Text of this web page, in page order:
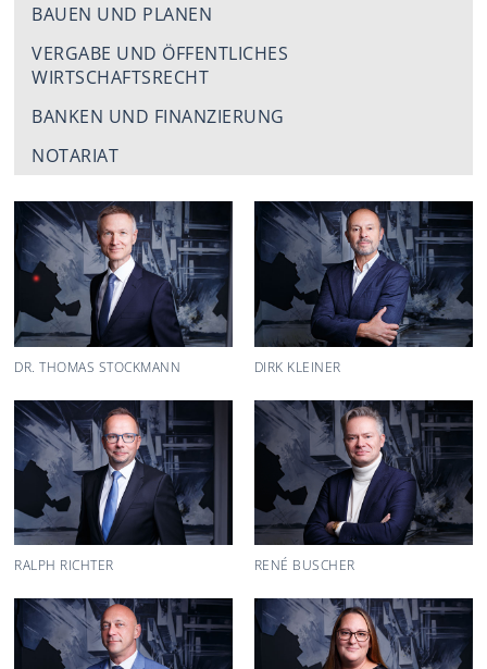
BAUEN UND PLANEN
VERGABE UND ÖFFENTLICHES
WIRTSCHAFTSRECHT
BANKEN UND FINANZIERUNG
NOTARIAT
DR. THOMAS STOCKMANN DIRK KLEINER
RALPH RICHTER RENÉ BUSCHER